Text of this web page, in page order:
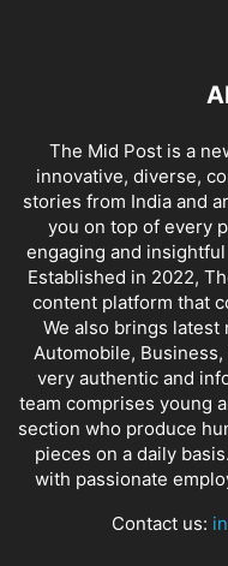
The Mid Post is a
innovative, diverse,
stories from India and
you on top of every
engaging and
Established in 2022,
content platform that
We also brings latest
Automobile,
very authentic and
team comprises young
section who produce
pieces on a daily
with passionate
Contact us: